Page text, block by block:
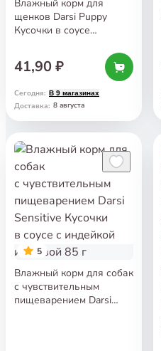
Влажный корм для
щенков Darsi Puppy
Кусочки в соусе
41,90 ₽
Сегодня: В 9 магазинах
Доставка: 8 августа
5
Влажный корм для собак
с чувствительным
пищеварением Darsi